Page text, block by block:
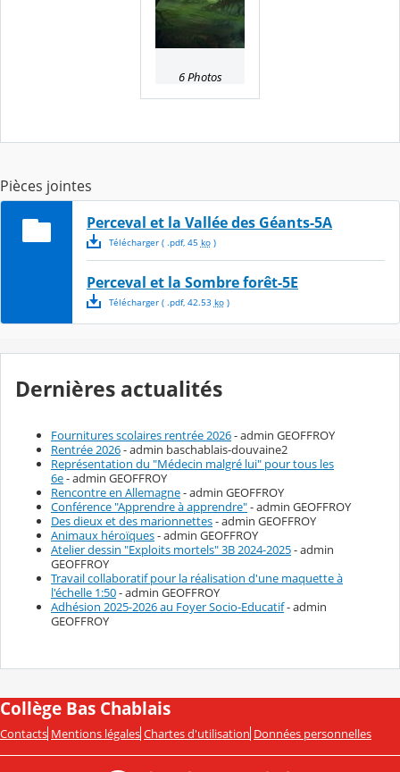
6 Photos
Pièces jointes
Perceval et la Vallée des Géants-5A
Télécharger( .pdf, 45 ko)
Perceval et la Sombre forêt-5E
Télécharger( .pdf, 42.53 ko)
Dernières actualités
Fournitures scolaires rentrée 2026- admin GEOFFROY
Rentrée 2026- admin baschablais-douvaine2
Représentation du "Médecin malgré lui" pour tous les
6e- admin GEOFFROY
Rencontre en Allemagne- admin GEOFFROY
Conférence "Apprendre à apprendre"- admin GEOFFROY
Des dieux et des marionnettes- admin GEOFFROY
Animaux héroïques- admin GEOFFROY
Atelier dessin "Exploits mortels" 3B 2024-2025- admin
GEOFFROY
Travail collaboratif pour la réalisation d'une maquette à
l'échelle 1:50- admin GEOFFROY
Adhésion 2025-2026 au Foyer Socio-Educatif- admin
GEOFFROY
Collège Bas Chablais
Contacts Mentions légales Chartes d'utilisation Données personnelles